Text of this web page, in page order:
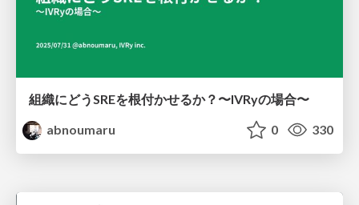
組織にどうSREを根付かせるか？〜IVRyの場合〜
abnoumaru
0 330